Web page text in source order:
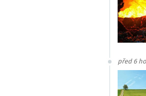
před 6